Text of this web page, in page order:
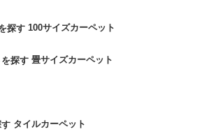
100サイズカーペット
畳サイズカーペット
タイルカーペット